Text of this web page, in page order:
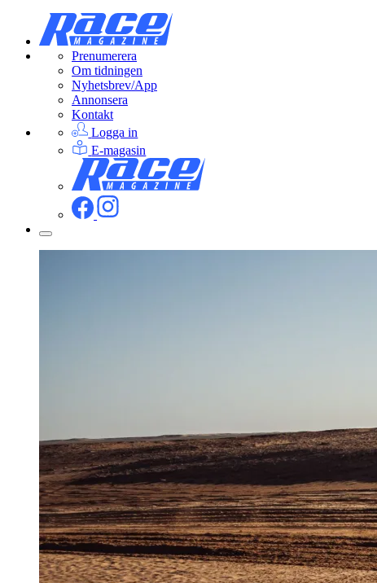
Prenumerera
Om tidningen
Nyhetsbrev/App
Annonsera
Kontakt
Logga in
E-magasin